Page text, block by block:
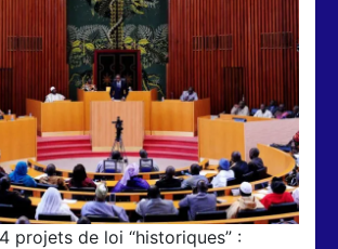
projets de loi “historiques” :